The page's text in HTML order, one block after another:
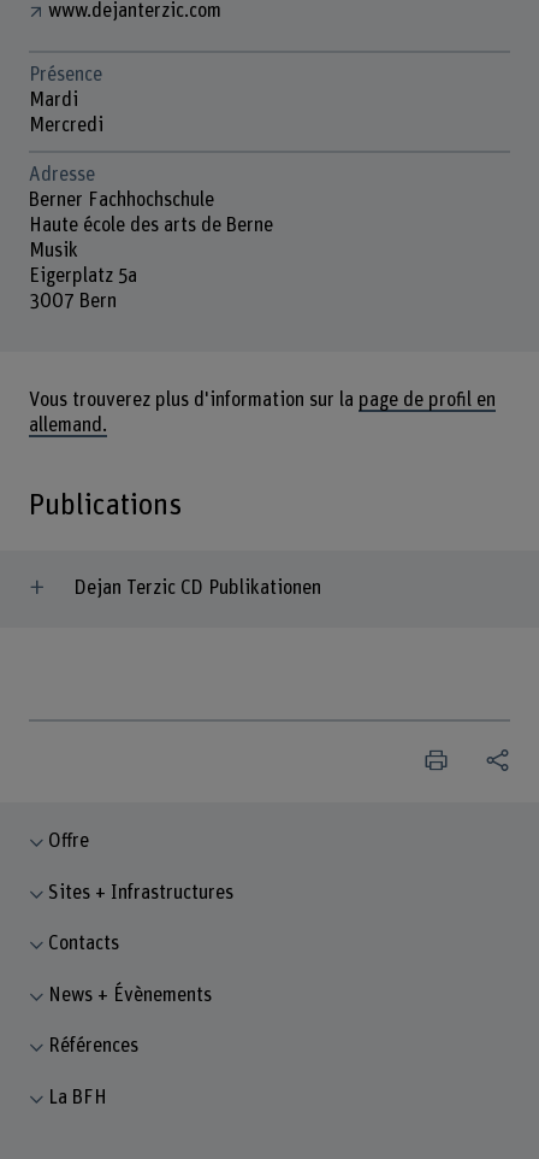
www.dejanterzic.com
Présence
Mardi
Mercredi
Adresse
Berner Fachhochschule
Haute école des arts de Berne
Musik
Eigerplatz 5a
3007 Bern
Vous trouverez plus d'information sur la page de profil en
allemand.
Publications
Dejan Terzic CD Publikationen
Offre
Sites + Infrastructures
Contacts
News + Évènements
Références
La BFH